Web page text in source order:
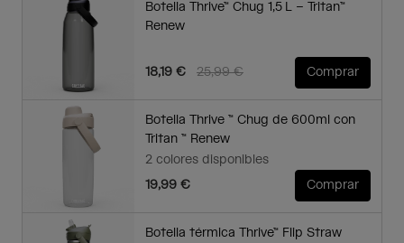
Botella Thrive™ Chug 1,5 L – Tritan™
Renew
Price reduced from
25,99 €to
18,19 € Comprar
Botella Thrive ™ Chug de 600ml con
Tritan ™ Renew
2 colores disponibles
19,99 €
Comprar
Botella térmica Thrive™ Flip Straw